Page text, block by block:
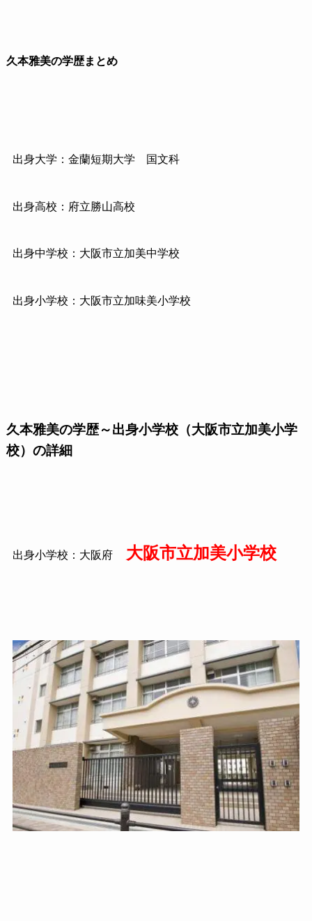
久本雅美の学歴まとめ
出身大学：金蘭短期大学 国文科
出身高校：府立勝山高校
出身中学校：大阪市立加美中学校
出身小学校：大阪市立加味美小学校
久本雅美の学歴～出身小学校（大阪市立加美小学
校）の詳細
出身小学校：大阪府 大阪市立加美小学校